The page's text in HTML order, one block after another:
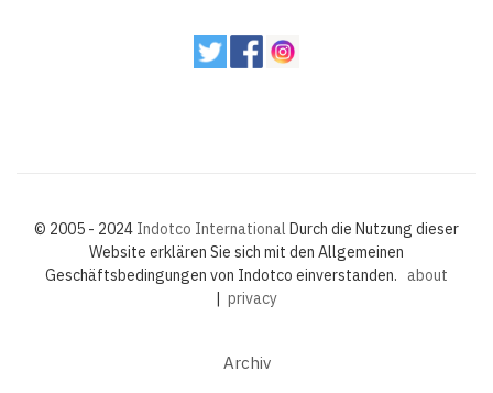
© 2005 - 2024 Indotco International Durch die Nutzung dieser
Website erklären Sie sich mit den Allgemeinen
Geschäftsbedingungen von Indotco einverstanden. about
privacy
Archiv